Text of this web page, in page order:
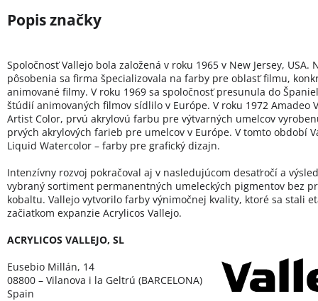
Spoločnosť Vallejo bola založená v roku 1965 v New Jersey, USA.
pôsobenia sa firma špecializovala na farby pre oblasť filmu,
animované filmy. V roku 1969 sa spoločnosť presunula do
štúdií animovaných filmov sídlilo v Európe. V roku 1972 Amadeo
Artist Color, prvú akrylovú farbu pre výtvarných umelcov
prvých akrylových farieb pre umelcov v Európe. V tomto období
Liquid Watercolor – farby pre grafický dizajn.
Intenzívny rozvoj pokračoval aj v nasledujúcom desaťročí a
vybraný sortiment permanentných umeleckých pigmentov bez
kobaltu. Vallejo vytvorilo farby výnimočnej kvality, ktoré sa stali
začiatkom expanzie Acrylicos Vallejo.
ACRYLICOS VALLEJO, SL
Eusebio Millán, 14
08800 – Vilanova i la Geltrú (BARCELONA)
Spain